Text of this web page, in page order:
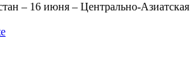
– 16 июня – Центрально-Азиатская